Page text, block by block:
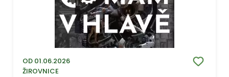
OD 01.06.2026
ŽIROVNICE